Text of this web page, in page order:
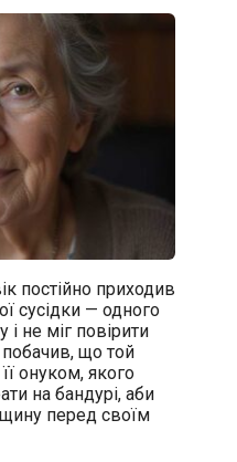
постійно приходив
сусідки — одного
не міг повірити
що той
онуком, якого
на бандурі, аби
перед своїм